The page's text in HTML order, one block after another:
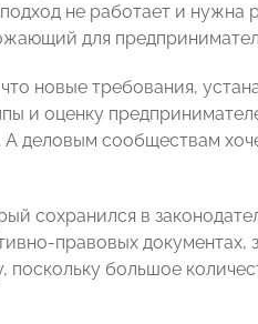
не работает и нужна
для
новые требования,
и оценку
деловым сообществам
сохранился в
правовых документах,
большое